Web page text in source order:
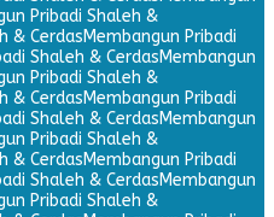
Pribadi Shaleh &
& CerdasMembangun Pribadi
Shaleh & CerdasMembangun
Pribadi Shaleh &
& CerdasMembangun Pribadi
Shaleh & CerdasMembangun
Pribadi Shaleh &
& CerdasMembangun Pribadi
Shaleh & CerdasMembangun
Pribadi Shaleh &